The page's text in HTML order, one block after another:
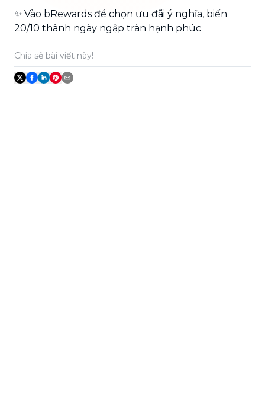
✨ Vào bRewards để chọn ưu đãi ý nghĩa, biến
20/10 thành ngày ngập tràn hạnh phúc
Chia sẻ bài viết này!